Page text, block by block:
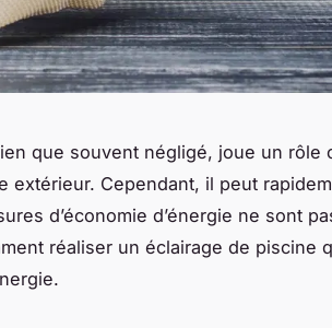
que souvent négligé, joue un rôle
extérieur. Cependant, il peut
d’économie d’énergie ne sont
réaliser un éclairage de piscine